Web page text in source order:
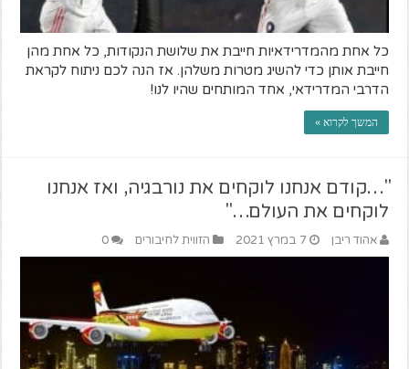
כל אחת מהמדרידאיות חייבת את שלושת הנקודות, כל אחת מהן
חייבת אותן כדי להשיג מטרות משלהן. אז הנה לכם ניתוח לקראת
הדרבי המדרידאי, אחד המותחים שהיו לנו!
המשך לקרוא »
"…קודם אנחנו לוקחים את נורבגיה, ואז אנחנו
לוקחים את העולם…"
אהוד ריבן 7 במרץ 2021 הזווית לחיבורים 0